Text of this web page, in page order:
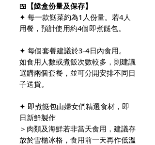
🍱【餸盒份量及保存】
✦ 每一款餸菜約為1人份量。若4人
用餐，預計使用約4個即煮餸包。
✦ 每個套餐建議於3-4日內食用。
如食用人數或煮飯次數較多，則建議
選購兩個套餐，並可分開安排不同日
子送貨。
✦ 即煮餸包由婦女們精選食材，即
日新鮮製作
＞肉類及海鮮若非當天食用，建議存
放於雪櫃冰格，食用前一天再作低溫